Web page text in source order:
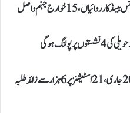
15خوارج جہنم واصل
پولنگ ہوگی
آئی ایس پی آر سمر انٹرن شپ پروگرام 2026 جاری، 21 اسٹیشنز پر 6 ہزار سے زائد طلبہ